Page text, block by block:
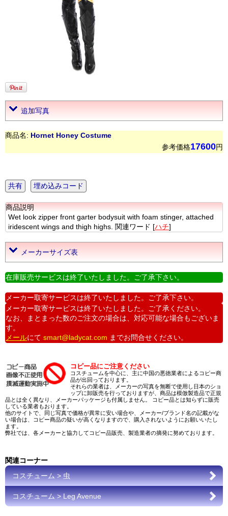
追加写真
商品名: Hornet Honey Costume
参考価格17600円
共有 埋め込みコード
商品説明
Wet look zipper front garter bodysuit with foam stinger, attached
iridescent wings and thigh highs. 関連ワード [ハチ]
メーカーサイズ表
在庫販売サービスは終了いたしました。ご了承下さい。
メーカー取寄サービスは終了いたしました。ご了承下さい。
メーカー取寄サービスは終了いたしました。ご了承ください。
なお、まとまった数のご注文の場合は、対応可能な場合もございま
す。
メールにて smart@ladycat.com までお問合せください。
コピー品にご注意ください
コスチュームを中心に、主に中国の悪徳業者によるコピー商
品が出回っております。
それらの業者は、メーカーの写真を無断で使用し日本のショ
ップに卸販売を行っておりますが、商品は模倣製造品で正規
品とは全く異なり、メーカーパッケージも付属しません。 コピー品とは知らずに販売
している業者もおります。
他のサイトで、同じ写真で価格が異常に安い場合や、メーカー/ブランド名の記載がな
い場合は、コピー商品の疑いが高くなりますので、購入されないようにお願いいたし
ます。
弊社では、各メーカーと協力してコピー品販売、製造業者の摘発に努めております。
関連コーナー
コスチューム > 虫
コスチューム > Leg Avenue